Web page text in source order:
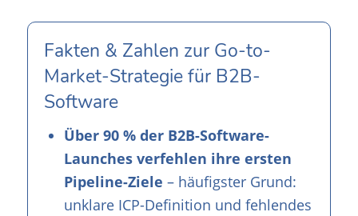
Fakten & Zahlen zur Go-to-
Market-Strategie für B2B-
Software
Über 90 % der B2B-Software-
Launches verfehlen ihre ersten
Pipeline-Ziele – häufigster Grund:
unklare ICP-Definition und fehlendes